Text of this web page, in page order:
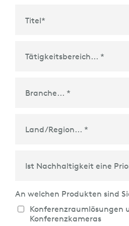
Titel*
An welchen Produkten sind
Konferenzraumlösungen
Konferenzkameras